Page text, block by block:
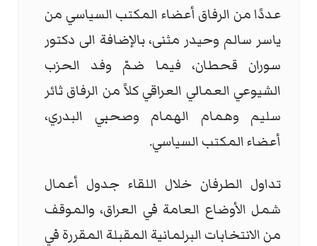
عددًا من الرفاق أعضاء المكتب السياسي من
ياسر سالم وحيدر مثنى، بالإضافة الى دكتور
سوران قحطان، فيما ضمّ وفد الحزب
الشيوعي العمالي العراقي كلاً من الرفاق ثائر
سليم وهمام الهمام وصحبي البدري،
أعضاء المكتب السياسي.
تداول الطرفان خلال اللقاء جدول أعمال
شمل الأوضاع العامة في العراق، والموقف
من الانتخابات البرلمانية المقبلة المقررة في